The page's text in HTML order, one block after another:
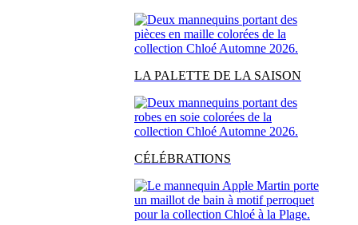
LA PALETTE DE LA SAISON
CÉLÉBRATIONS